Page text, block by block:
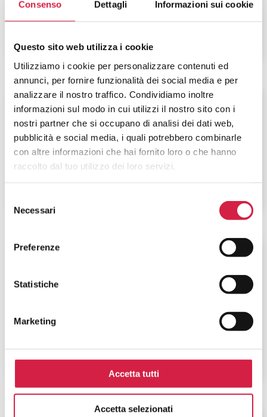
Consenso Dettagli Informazioni sui cookie
Questo sito web utilizza i cookie
Utilizziamo i cookie per personalizzare contenuti ed
annunci, per fornire funzionalità dei social media e per
analizzare il nostro traffico. Condividiamo inoltre
informazioni sul modo in cui utilizzi il nostro sito con i
nostri partner che si occupano di analisi dei dati web,
pubblicità e social media, i quali potrebbero combinarle
con altre informazioni che hai fornito loro o che hanno
raccolto dal tuo utilizzo dei loro servizi.
delNecessari
Preferenze
Statistiche
Marketing
Accetta tutti
Accetta selezionati
Viale Stelluti Scala 26
Marche - Ancona
AST Ancona – Ospedale Senigallia
Via Cellini, 1
Marche-
AST Ascoli Piceno – Ospedale
Via degli Iris - Località Monticelli